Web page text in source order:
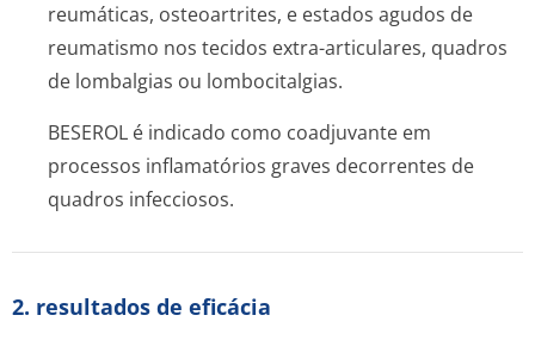
reumáticas, osteoartrites, e estados agudos de
reumatismo nos tecidos extra-articulares, quadros
de lombalgias ou lombocitalgias.
BESEROL é indicado como coadjuvante em
processos inflamatórios graves decorrentes de
quadros infecciosos.
2. resultados de eficácia